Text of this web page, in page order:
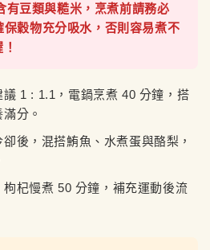
豆類與糙米，烹煮前請務必
保穀物充分吸水，否則容易煮不
議 1 : 1.1，電鍋烹煮 40 分鐘，搭
分。
卻後，混搭鮪魚、水煮蛋與酪梨，
枸杞慢煮 50 分鐘，補充運動後流